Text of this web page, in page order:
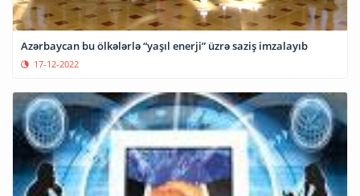
Azərbaycan bu ölkələrlə “yaşıl enerji” üzrə saziş imzalayıb
17-12-2022